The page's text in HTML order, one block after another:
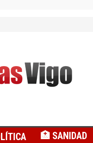
🏥 SANIDAD